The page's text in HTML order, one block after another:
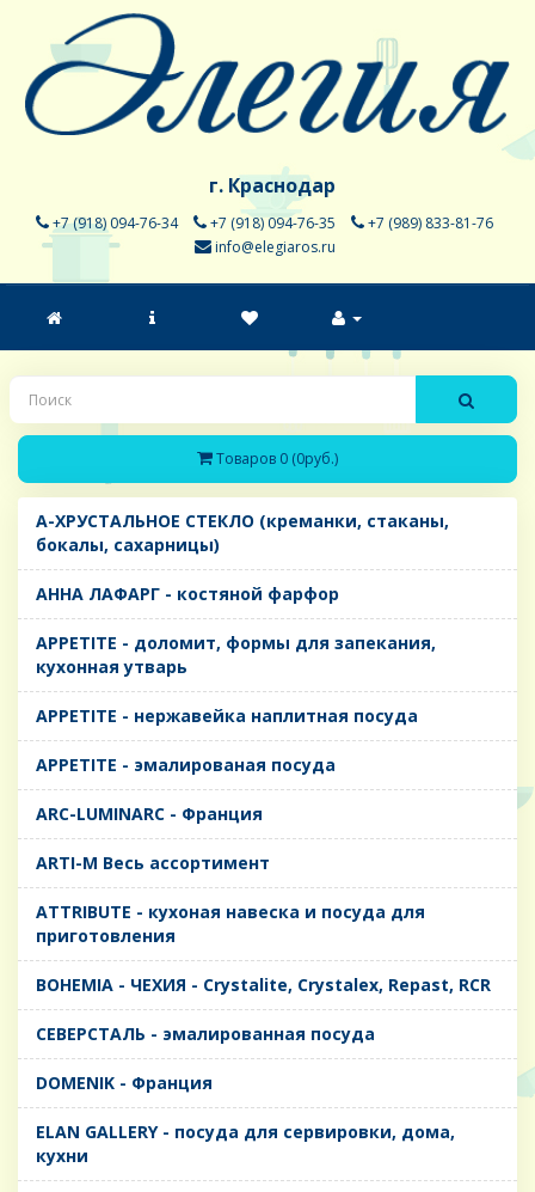
г. Краснодар
+7 (918) 094-76-34 +7 (918) 094-76-35
+7 (989) 833-81-76
info@elegiaros.ru
Товаров 0 (0руб.)
A-ХРУСТАЛЬНОЕ СТЕКЛО (креманки, стаканы,
бокалы, сахарницы)
AHHA ЛАФАРГ - костяной фарфор
APPETITE - доломит, формы для запекания,
кухонная утварь
APPETITE - нержавейка наплитная посуда
APPETITE - эмалированая посуда
ARC-LUMINARC - Франция
ARTI-M Весь ассортимент
ATTRIBUTE - кухоная навеска и посуда для
приготовления
BOHEMIA - ЧЕХИЯ - Crystalite, Crystalex, Repast, RCR
CЕВЕРСТАЛЬ - эмалированная посуда
DOMENIK - Франция
ELAN GALLERY - посуда для сервировки, дома,
кухни